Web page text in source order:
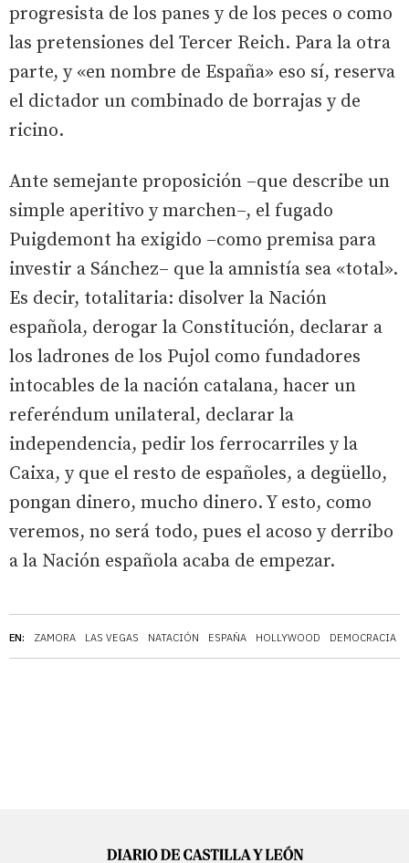
EN: ZAMORA LAS VEGAS NATACIÓN ESPAÑA HOLLYWOOD DEMOCRACIA
progresista de los panes y de los peces o como
las pretensiones del Tercer Reich. Para la otra
parte, y «en nombre de España» eso sí, reserva
el dictador un combinado de borrajas y de
ricino.
Ante semejante proposición –que describe un
simple aperitivo y marchen–, el fugado
Puigdemont ha exigido –como premisa para
investir a Sánchez– que la amnistía sea «total».
Es decir, totalitaria: disolver la Nación
española, derogar la Constitución, declarar a
los ladrones de los Pujol como fundadores
intocables de la nación catalana, hacer un
referéndum unilateral, declarar la
independencia, pedir los ferrocarriles y la
Caixa, y que el resto de españoles, a degüello,
pongan dinero, mucho dinero. Y esto, como
veremos, no será todo, pues el acoso y derribo
a la Nación española acaba de empezar.